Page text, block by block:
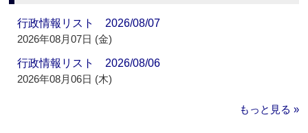
行政情報リスト 2026/08/07
2026年08月07日 (金)
行政情報リスト 2026/08/06
2026年08月06日 (木)
もっと見る »